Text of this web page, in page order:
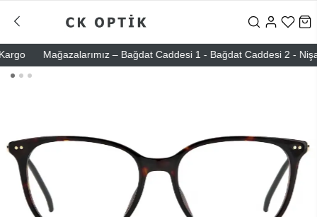
Mağazalarımız – Bağdat Caddesi 1 - Bağdat Caddesi 2 -